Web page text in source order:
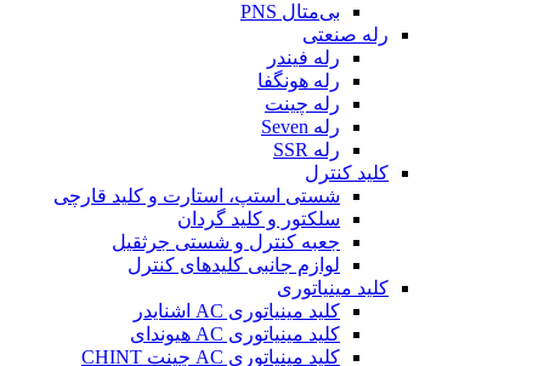
بی‌متال PNS
رله صنعتی
رله فیندر
رله هونگفا
رله چینت
رله Seven
رله SSR
کلید کنترل
شستی استپ، استارت و کلید قارچی
سلکتور و کلید گردان
جعبه کنترل و شستی جرثقیل
لوازم جانبی کلیدهای کنترل
کلید مینیاتوری
کلید مینیاتوری AC اشنایدر
کلید مینیاتوری AC هیوندای
کلید مینیاتوری AC چینت CHINT